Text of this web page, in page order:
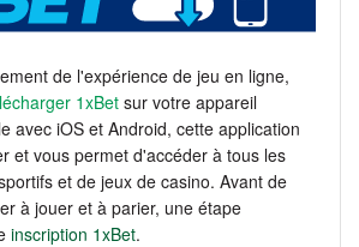
de l'expérience de jeu en ligne,
1xBet sur votre appareil
avec iOS et Android, cette application
et vous permet d'accéder à tous les
et de jeux de casino. Avant de
à jouer et à parier, une étape
inscription 1xBet.